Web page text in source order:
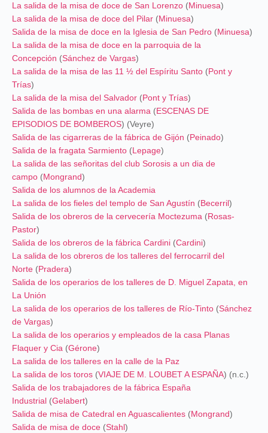
La salida de la misa de doce de San Lorenzo (Minuesa)
La salida de la misa de doce del Pilar (Minuesa)
Salida de la misa de doce en la Iglesia de San Pedro (Minuesa)
La salida de la misa de doce en la parroquia de la
Concepción (Sánchez de Vargas)
La salida de la misa de las 11 ½ del Espíritu Santo (Pont y
Trías)
La salida de la misa del Salvador (Pont y Trías)
Salida de las bombas en una alarma (ESCENAS DE
EPISODIOS DE BOMBEROS) (Veyre)
Salida de las cigarreras de la fábrica de Gijón (Peinado)
Salida de la fragata Sarmiento (Lepage)
La salida de las señoritas del club Sorosis a un dia de
campo (Mongrand)
Salida de los alumnos de la Academia
La salida de los fieles del templo de San Agustín (Becerril)
Salida de los obreros de la cervecería Moctezuma (Rosas-
Pastor)
Salida de los obreros de la fábrica Cardini (Cardini)
La salida de los obreros de los talleres del ferrocarril del
Norte (Pradera)
Salida de los operarios de los talleres de D. Miguel Zapata, en
La Unión
La salida de los operarios de los talleres de Río-Tinto (Sánchez
de Vargas)
La salida de los operarios y empleados de la casa Planas
Flaquer y Cia (Gérone)
La salida de los talleres en la calle de la Paz
La salida de los toros (VIAJE DE M. LOUBET A ESPAÑA) (n.c.)
Salida de los trabajadores de la fábrica España
Industrial (Gelabert)
Salida de misa de Catedral en Aguascalientes (Mongrand)
Salida de misa de doce (Stahl)